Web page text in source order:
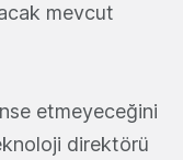
mevcut
etmeyeceğini
direktörü